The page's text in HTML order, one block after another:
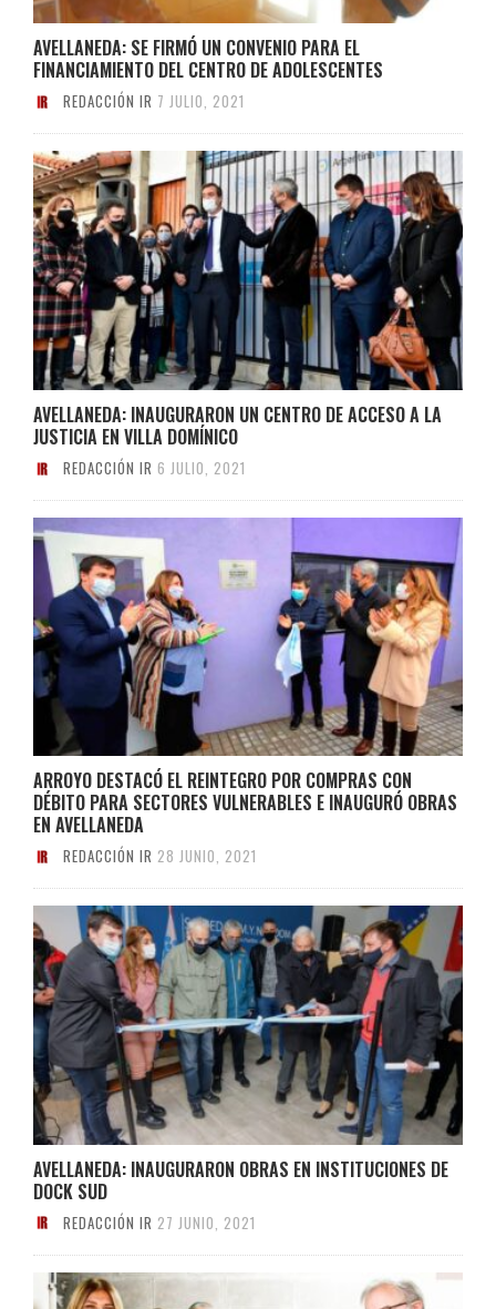
AVELLANEDA: SE FIRMÓ UN CONVENIO PARA EL
FINANCIAMIENTO DEL CENTRO DE ADOLESCENTES
REDACCIÓN IR 7 JULIO, 2021
AVELLANEDA: INAUGURARON UN CENTRO DE ACCESO A LA
JUSTICIA EN VILLA DOMÍNICO
REDACCIÓN IR 6 JULIO, 2021
ARROYO DESTACÓ EL REINTEGRO POR COMPRAS CON
DÉBITO PARA SECTORES VULNERABLES E INAUGURÓ OBRAS
EN AVELLANEDA
REDACCIÓN IR 28 JUNIO, 2021
AVELLANEDA: INAUGURARON OBRAS EN INSTITUCIONES DE
DOCK SUD
REDACCIÓN IR 27 JUNIO, 2021